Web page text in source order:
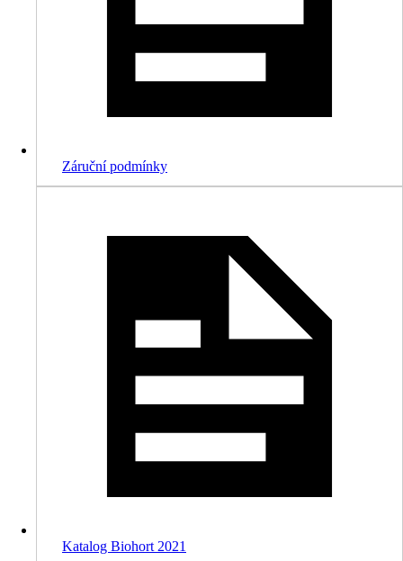
Záruční podmínky
Katalog Biohort 2021